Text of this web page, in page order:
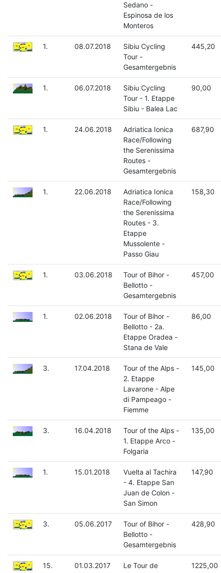
Sedano -
Espinosa de los
Monteros
1. 08.07.2018
Sibiu Cycling
Tour -
Gesamtergebnis
445,20
1. 06.07.2018
Sibiu Cycling
Tour - 1. Etappe
Sibiu - Balea Lac
90,00
1. 24.06.2018
Adriatica Ionica
Race/Following
the Serenissima
Routes -
Gesamtergebnis
687,90
1. 22.06.2018
Adriatica Ionica
Race/Following
the Serenissima
Routes - 3.
Etappe
Mussolente -
Passo Giau
158,30
1. 03.06.2018
Tour of Bihor -
Bellotto -
Gesamtergebnis
457,00
1. 02.06.2018
Tour of Bihor -
Bellotto - 2a.
Etappe Oradea -
Stana de Vale
86,00
3. 17.04.2018
Tour of the Alps -
2. Etappe
Lavarone - Alpe
di Pampeago -
Fiemme
145,00
3. 16.04.2018
Tour of the Alps -
1. Etappe Arco -
Folgaria
135,00
1. 15.01.2018
Vuelta al Tachira
- 4. Etappe San
Juan de Colon -
San Simon
147,90
3. 05.06.2017
Tour of Bihor -
Bellotto -
Gesamtergebnis
428,90
15. 01.03.2017
Le Tour de
1225,00